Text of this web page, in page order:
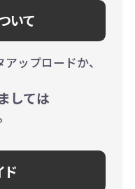
いて
ップロードか、
しては